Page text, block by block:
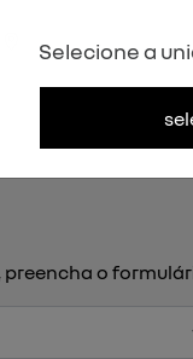
o
Selecione a